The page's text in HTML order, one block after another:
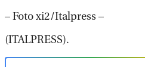
– Foto xi2/Italpress –
(ITALPRESS).